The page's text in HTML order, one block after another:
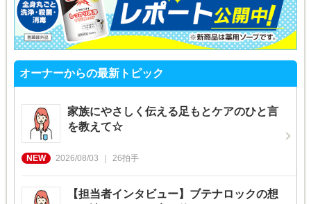
オーナーからの最新トピック
家族にやさしく伝える足もとケアのひと言
を教えて☆
2026/08/03 26拍手
【担当者インタビュー】ブテナロックの想